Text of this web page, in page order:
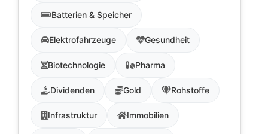
Batterien & Speicher
Elektrofahrzeuge Gesundheit
Biotechnologie Pharma
Dividenden Gold Rohstoffe
Infrastruktur Immobilien